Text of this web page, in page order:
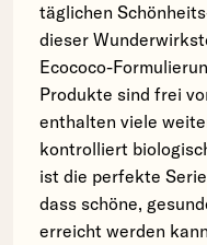
täglichen
dieser
Ecococo-
Produkte sind frei
enthalten viele
kontrolliert
ist die perfekte
dass schöne,
erreicht werden